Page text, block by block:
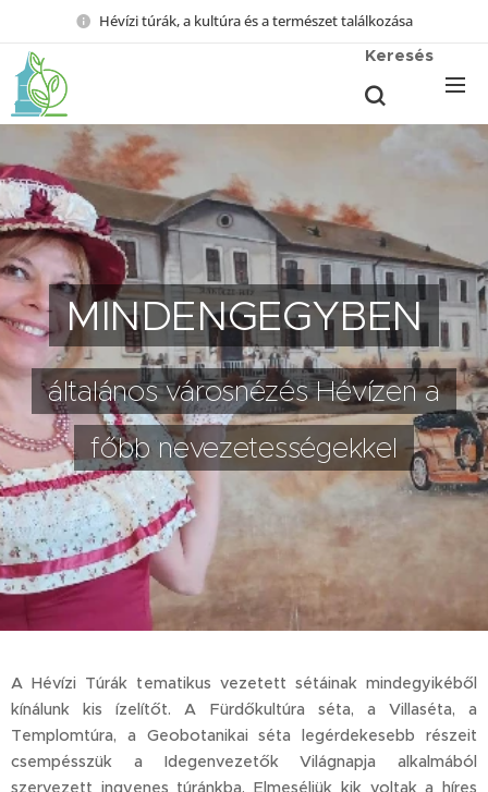
Hévízi túrák, a kultúra és a természet találkozása
Keresés
MINDENGEGYBEN
általános városnézés Hévízen a
főbb nevezetességekkel
A Hévízi Túrák tematikus vezetett sétáinak mindegyikéből
kínálunk kis ízelítőt. A Fürdőkultúra séta, a Villaséta, a
Templomtúra, a Geobotanikai séta legérdekesebb részeit
csempésszük a Idegenvezetők Világnapja alkalmából
szervezett ingyenes túránkba. Elmeséljük kik voltak a híres